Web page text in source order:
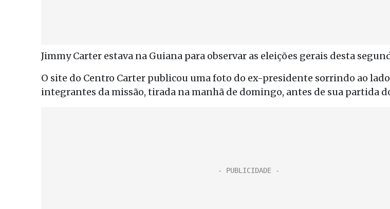
Jimmy Carter estava na Guiana para observar as eleições gerais desta
O site do Centro Carter publicou uma foto do ex-presidente sorrindo ao
integrantes da missão, tirada na manhã de domingo, antes de sua partida